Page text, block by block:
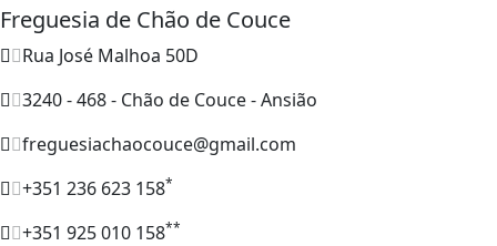
Freguesia de Chão de Couce
Rua José Malhoa 50D
3240 - 468 - Chão de Couce - Ansião
freguesiachaocouce@gmail.com
+351 236 623 158*
+351 925 010 158**